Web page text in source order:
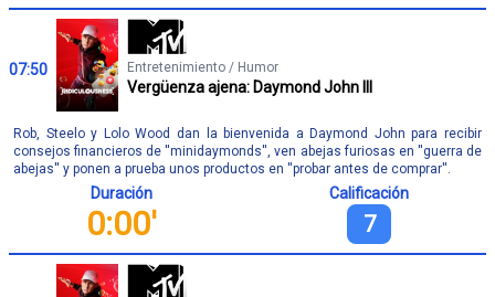
07:50 Entretenimiento / Humor
Vergüenza ajena: Daymond John III
Rob, Steelo y Lolo Wood dan la bienvenida a Daymond John para recibir
consejos financieros de ''minidaymonds'', ven abejas furiosas en ''guerra de
abejas'' y ponen a prueba unos productos en ''probar antes de comprar''.
Duración
0:00'
Calificación
7